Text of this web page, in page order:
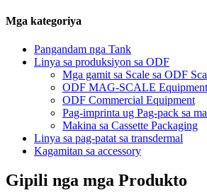
Mga kategoriya
Pangandam nga Tank
Linya sa produksiyon sa ODF
Mga gamit sa Scale sa ODF
ODF MAG-SCALE Equipment
ODF Commercial Equipment
Pag-imprinta ug Pag-pack sa
Makina sa Cassette Packaging
Linya sa pag-patat sa transdermal
Kagamitan sa accessory
Gipili nga mga Produkto